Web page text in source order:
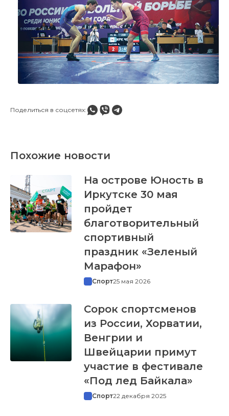
Поделиться в соцсетях:
Похожие новости
На острове Юность в
Иркутске 30 мая
пройдет
благотворительный
спортивный
праздник «Зеленый
Марафон»
Спорт25 мая 2026
Сорок спортсменов
из России, Хорватии,
Венгрии и
Швейцарии примут
участие в фестивале
«Под лед Байкала»
Спорт22 декабря 2025